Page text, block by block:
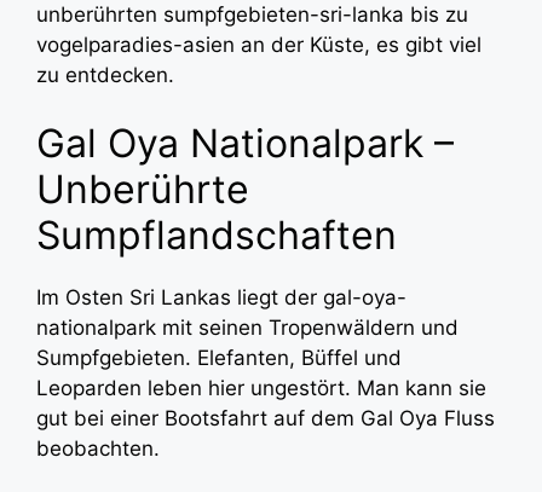
unberührten sumpfgebieten-sri-lanka bis zu
vogelparadies-asien an der Küste, es gibt viel
zu entdecken.
Gal Oya Nationalpark –
Unberührte
Sumpflandschaften
Im Osten Sri Lankas liegt der gal-oya-
nationalpark mit seinen Tropenwäldern und
Sumpfgebieten. Elefanten, Büffel und
Leoparden leben hier ungestört. Man kann sie
gut bei einer Bootsfahrt auf dem Gal Oya Fluss
beobachten.